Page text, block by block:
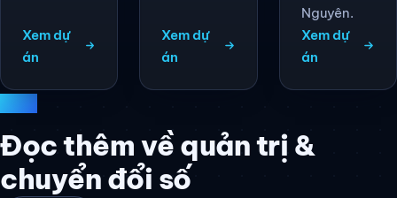
Xem dự
án
Xem dự
án
Nguyên.
Xem dự
án
Đọc thêm về quản trị &
chuyển đổi số